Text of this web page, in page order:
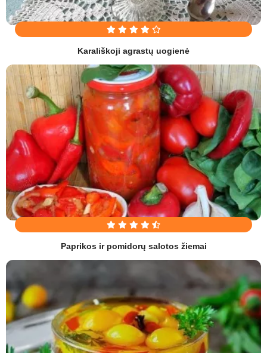
Karališkoji agrastų uogienė
Paprikos ir pomidorų salotos žiemai